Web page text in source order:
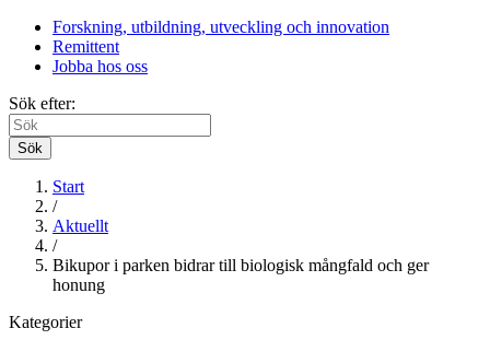
Forskning, utbildning, utveckling och innovation
Remittent
Jobba hos oss
Sök efter:
Sök
Start
/
Aktuellt
/
Bikupor i parken bidrar till biologisk mångfald och ger
honung
Kategorier